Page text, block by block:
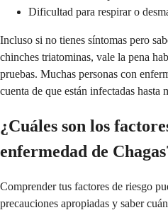
Dificultad para respirar o
Incluso si no tienes síntomas pero
chinches triatominas, vale la pena
pruebas. Muchas personas con
cuenta de que están infectadas hasta
¿Cuáles son los
enfermedad de
Comprender tus factores de riesgo
precauciones apropiadas y saber